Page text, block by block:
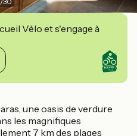
Vélo et s'engage à
une oasis de verdure
les magnifiques
7 km des plages